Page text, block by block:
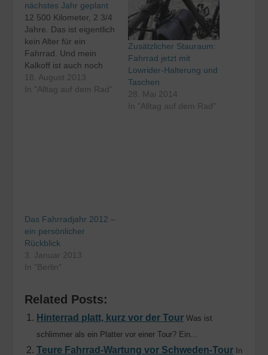
nächstes Jahr geplant
12 500 Kilometer, 2 3/4
Jahre. Das ist eigentlich
kein Alter für ein
Fahrrad. Und mein
Kalkoff ist auch noch
lange nicht "durch". Im
Gegenteil, es leiste mir
18. August 2013
In "Alltag auf dem Rad"
Zusätzlicher Stauraum:
Fahrrad jetzt mit
Lowrider-Halterung und
Taschen
28. Mai 2014
In "Alltag auf dem Rad"
Das Fahrradjahr 2012 –
ein persönlicher
Rückblick
3. Januar 2013
In "Berlin"
Related Posts:
Hinterrad platt, kurz vor der Tour Was ist
schlimmer als ein Platter vor einer Tour? Ein...
Teure Fahrrad-Wartung vor Schweden-Tour In